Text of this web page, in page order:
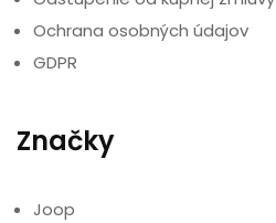
Ochrana osobných údajov
GDPR
Značky
Joop